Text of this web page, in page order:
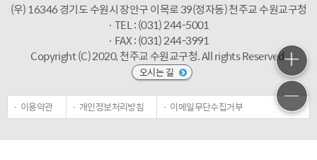
(우) 16346 경기도 수원시 장안구 이목로 39(정자동) 천주교 수원교구청
· TEL : (031) 244-5001
· FAX : (031) 244-3991
Copyright (C) 2020, 천주교 수원교구청.All rights Reserved.
오시는 길
이용약관 개인정보처리방침 이메일무단수집거부